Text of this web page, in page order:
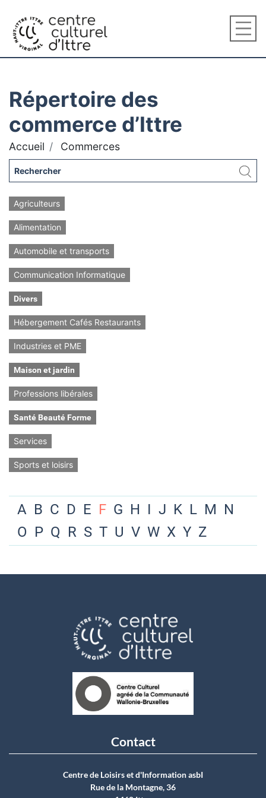
Répertoire des
commerce d’Ittre
Accueil Commerces
Agriculteurs
Alimentation
Automobile et transports
Communication Informatique
Divers
Hébergement Cafés Restaurants
Industries et PME
Maison et jardin
Professions libérales
Santé Beauté Forme
Services
Sports et loisirs
A B C D E F G H I J K L M N
O P Q R S T U V W X Y Z
Contact
Centre de Loisirs et d'Information asbI
Rue de la Montagne, 36